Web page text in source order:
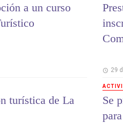
a un curso
turística de La
29
Se